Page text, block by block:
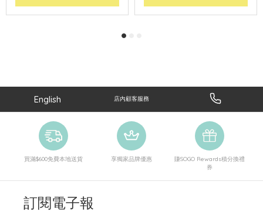
English 店內顧客服務
買滿$600免費本地送貨 享獨家品牌優惠
賺SOGO Rewards積分換禮
券
訂閱電子報